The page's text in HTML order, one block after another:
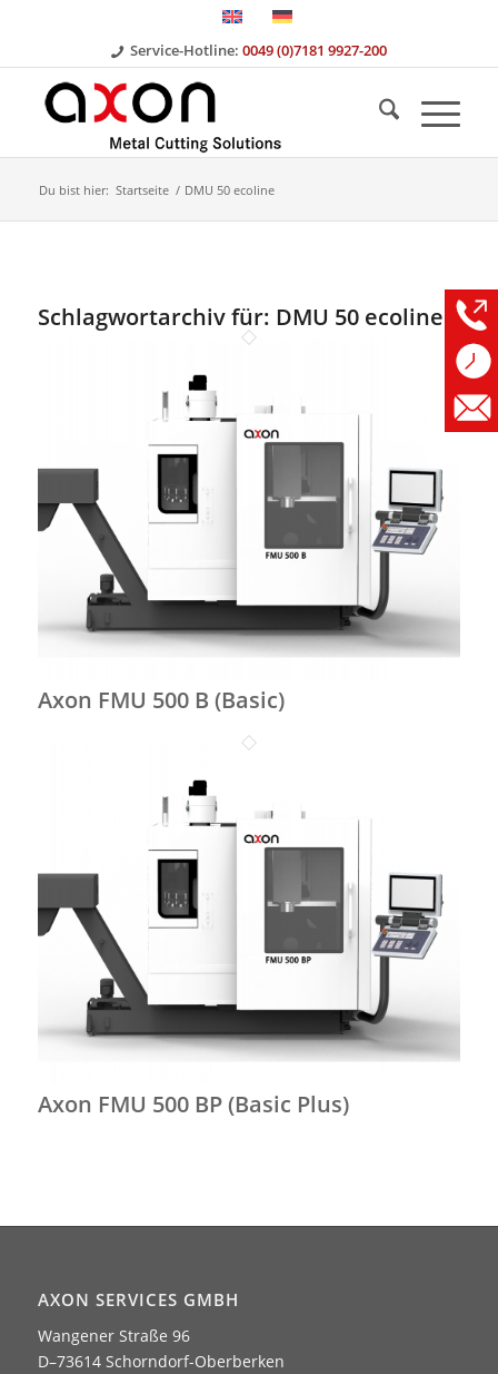
Service-Hotline:0049 (0)7181 9927-200
Du bist hier: Startseite / DMU 50 ecoline
Schlagwortarchiv für: DMU 50 ecoline
Axon FMU 500 B (Basic)
Axon FMU 500 BP (Basic Plus)
AXON SERVICES GMBH
Wangener Straße 96
D–73614 Schorndorf-Oberberken